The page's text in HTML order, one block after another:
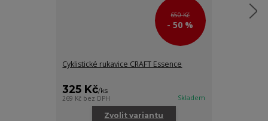
650 Kč
- 50 %
Cyklistické rukavice CRAFT Essence
325 Kč/ks
269 Kč bez DPH Skladem
Zvolit variantu